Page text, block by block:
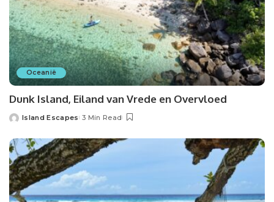
Oceanië
Dunk Island, Eiland van Vrede en Overvloed
Posted
Island Escapes 3 Min Read